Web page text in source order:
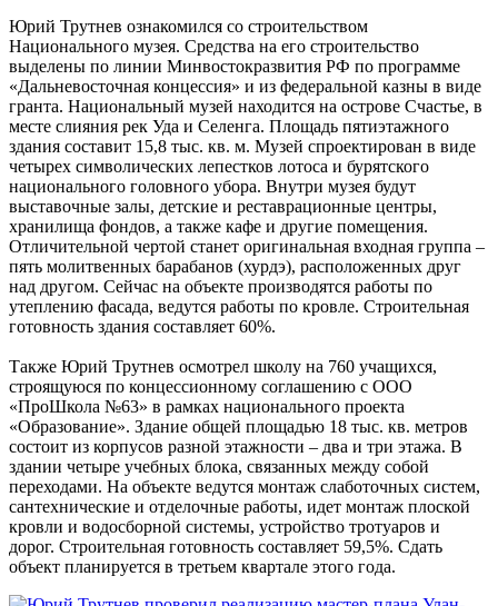
Юрий Трутнев ознакомился со строительством
Национального музея. Средства на его строительство
выделены по линии Минвостокразвития РФ по программе
«Дальневосточная концессия» и из федеральной казны в виде
гранта. Национальный музей находится на острове Счастье, в
месте слияния рек Уда и Селенга. Площадь пятиэтажного
здания составит 15,8 тыс. кв. м. Музей спроектирован в виде
четырех символических лепестков лотоса и бурятского
национального головного убора. Внутри музея будут
выставочные залы, детские и реставрационные центры,
хранилища фондов, а также кафе и другие помещения.
Отличительной чертой станет оригинальная входная группа –
пять молитвенных барабанов (хурдэ), расположенных друг
над другом. Сейчас на объекте производятся работы по
утеплению фасада, ведутся работы по кровле. Строительная
готовность здания составляет 60%.
Также Юрий Трутнев осмотрел школу на 760 учащихся,
строящуюся по концессионному соглашению с ООО
«ПроШкола №63» в рамках национального проекта
«Образование». Здание общей площадью 18 тыс. кв. метров
состоит из корпусов разной этажности – два и три этажа. В
здании четыре учебных блока, связанных между собой
переходами. На объекте ведутся монтаж слаботочных систем,
сантехнические и отделочные работы, идет монтаж плоской
кровли и водосборной системы, устройство тротуаров и
дорог. Строительная готовность составляет 59,5%. Сдать
объект планируется в третьем квартале этого года.